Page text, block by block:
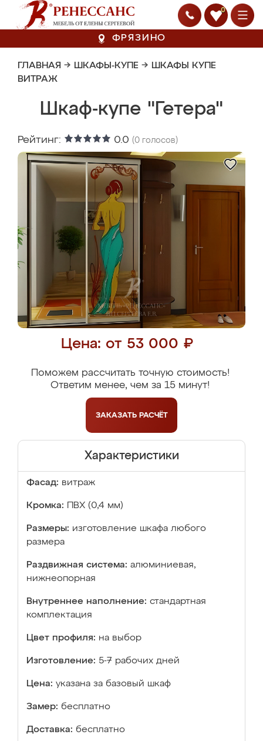
0
ФРЯЗИНО
ГЛАВНАЯ → ШКАФЫ-КУПЕ → ШКАФЫ КУПЕ
ВИТРАЖ
Шкаф-купе "Гетера"
Рейтинг: 0.0 (0 голосов)
Цена: от 53 000 ₽
Поможем рассчитать точную стоимость!
Ответим менее, чем за 15 минут!
ЗАКАЗАТЬ РАСЧЁТ
Характеристики
Фасад: витраж
Кромка: ПВХ (0,4 мм)
Размеры: изготовление шкафа любого
размера
Раздвижная система: алюминиевая,
нижнеопорная
Внутреннее наполнение: стандартная
комплектация
Цвет профиля: на выбор
Изготовление: 5-7 рабочих дней
Цена: указана за базовый шкаф
Замер: бесплатно
Доставка: бесплатно